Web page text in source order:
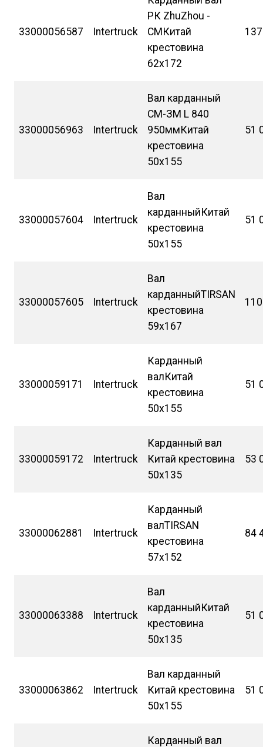
33000056587 Intertruck
РК ZhuZhou -
СМКитай
крестовина
62х172
33000056963 Intertruck
Вал карданный
СМ-ЗМ L 840
950ммКитай
крестовина
50х155
51
33000057604 Intertruck
Вал
карданныйКитай
крестовина
50х155
51
33000057605 Intertruck
Вал
карданныйTIRSAN
крестовина
59х167
33000059171 Intertruck
Карданный
валКитай
крестовина
50х155
51
33000059172 Intertruck
Карданный вал
Китай крестовина
50х135
53
33000062881 Intertruck
Карданный
валTIRSAN
крестовина
57х152
84
33000063388 Intertruck
Вал
карданныйКитай
крестовина
50х135
51
33000063862 Intertruck
Вал карданный
Китай крестовина
50х155
51
Карданный вал